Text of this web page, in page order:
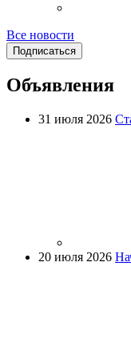
Все новости
Подписаться
Объявления
31 июля 2026
20 июля 2026